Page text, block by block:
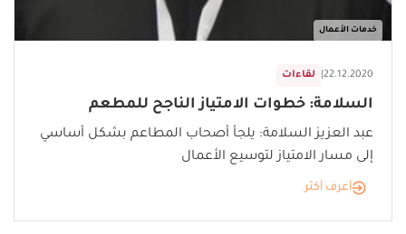
خدمات الأعمال
لقاءات 22.12.2020
السلامة: خطوات الامتياز الناجح للمطعم
عبد العزيز السلامة: يلجأ أصحاب المطاعم بشكل أساسي
إلى مسار الامتياز لتوسيع الأعمال
أعرف أكثر